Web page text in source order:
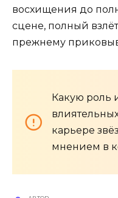
восхищения до
сцене, полный
прежнему
Какую роль
карьере
мнением в